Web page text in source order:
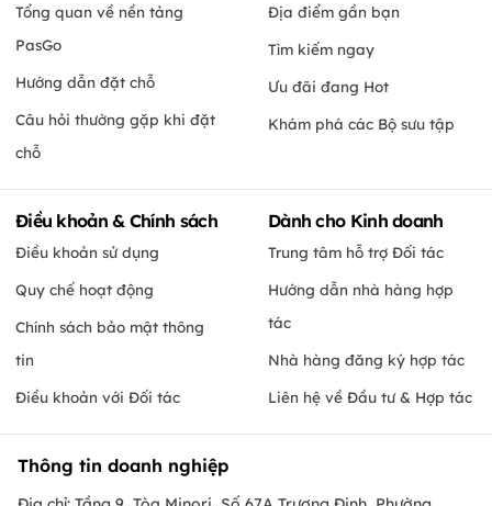
Tổng quan về nền tảng
PasGo
Hướng dẫn đặt chỗ
Câu hỏi thường gặp khi đặt
chỗ
Địa điểm gần bạn
Tìm kiếm ngay
Ưu đãi đang Hot
Khám phá các Bộ sưu tập
Điều khoản & Chính sách
Điều khoản sử dụng
Quy chế hoạt động
Chính sách bảo mật thông
tin
Điều khoản với Đối tác
Dành cho Kinh doanh
Trung tâm hỗ trợ Đối tác
Hướng dẫn nhà hàng hợp
tác
Nhà hàng đăng ký hợp tác
Liên hệ về Đầu tư & Hợp tác
Thông tin doanh nghiệp